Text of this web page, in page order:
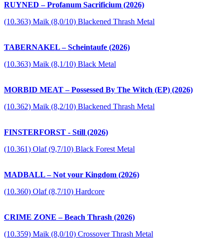
RUYNED – Profanum Sacrificium (2026)
(10.363) Maik (8,0/10) Blackened Thrash Metal
TABERNAKEL – Scheintaufe (2026)
(10.363) Maik (8,1/10) Black Metal
MORBID MEAT – Possessed By The Witch (EP) (2026)
(10.362) Maik (8,2/10) Blackened Thrash Metal
FINSTERFORST - Still (2026)
(10.361) Olaf (9,7/10) Black Forest Metal
MADBALL – Not your Kingdom (2026)
(10.360) Olaf (8,7/10) Hardcore
CRIME ZONE – Beach Thrash (2026)
(10.359) Maik (8,0/10) Crossover Thrash Metal